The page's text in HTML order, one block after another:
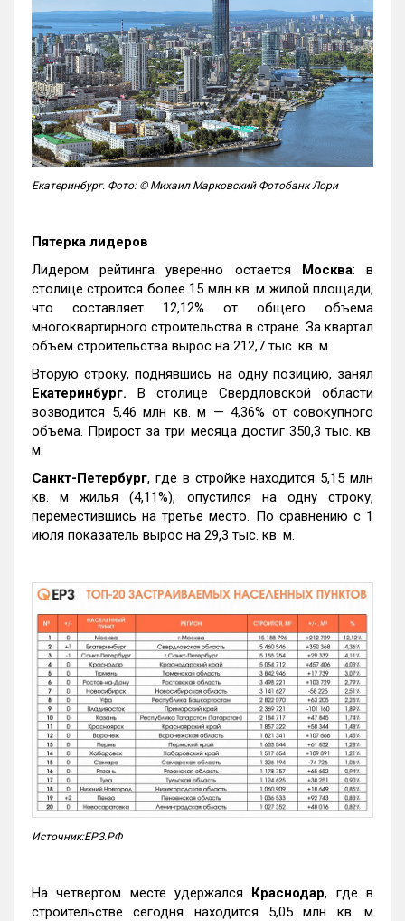
Екатеринбург. Фото: © Михаил Марковский Фотобанк Лори
Пятерка лидеров
Лидером рейтинга уверенно остается Москва: в
столице строится более 15 млн кв. м жилой площади,
что составляет 12,12% от общего объема
многоквартирного строительства в стране. За квартал
объем строительства вырос на 212,7 тыс. кв. м.
Вторую строку, поднявшись на одну позицию, занял
Екатеринбург. В столице Свердловской области
возводится 5,46 млн кв. м — 4,36% от совокупного
объема. Прирост за три месяца достиг 350,3 тыс. кв.
м.
Санкт-Петербург, где в стройке находится 5,15 млн
кв. м жилья (4,11%), опустился на одну строку,
переместившись на третье место. По сравнению с 1
июля показатель вырос на 29,3 тыс. кв. м.
Источник:ЕРЗ.РФ
На четвертом месте удержался Краснодар, где в
строительстве сегодня находится 5,05 млн кв. м